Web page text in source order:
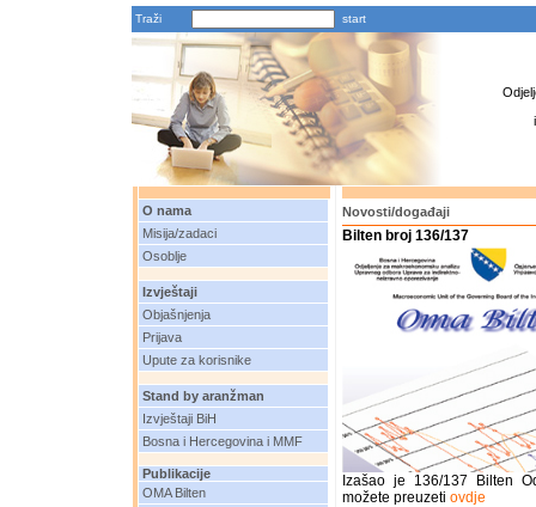
Traži
O nama
Misija/zadaci
Osoblje
Izvještaji
Objašnjenja
Prijava
Upute za korisnike
Stand by aranžman
Izvještaji BiH
Bosna i Hercegovina i MMF
Publikacije
OMA Bilten
Novosti/događaji
Bilten broj 136/137
Izašao je 136/137 Bilten
možete preuzeti ovdje